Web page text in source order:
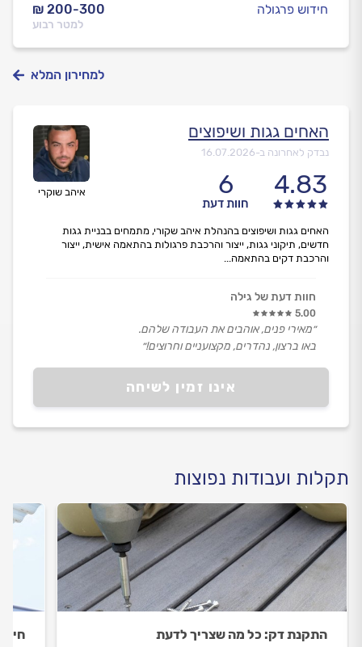
₪ 200-300
למטר רבוע
חידוש פרגולה
למחירון המלא
איהב שוקרי
האחים גגות ושיפוצים
נבדק לאחרונה ב-16.07.2026
4.83
6
חוות דעת
אינו זמין לשיחה
האחים גגות ושיפוצים בהנהלת איהב שקורי, מתמחים בבניית גגות
חדשים, תיקוני גגות, ייצור והרכבת פרגולות בהתאמה אישית, ייצור
והרכבת דקים בהתאמה...
חוות דעת של גילה
5.00
״מאירי פנים, אוהבים את העבודה שלהם.
באו ברצון, נהדרים, מקצועניים וחרוצים!״
תקלות ועבודות נפוצות
התקנת דק: כל מה שצריך לדעת